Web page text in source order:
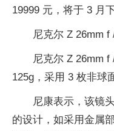
19999 元，将于 3 月
尼克尔 Z 26mm f
尼克尔 Z 26mm f
125g，采用 3 枚非球
尼康表示，该镜
的设计，如采用金属